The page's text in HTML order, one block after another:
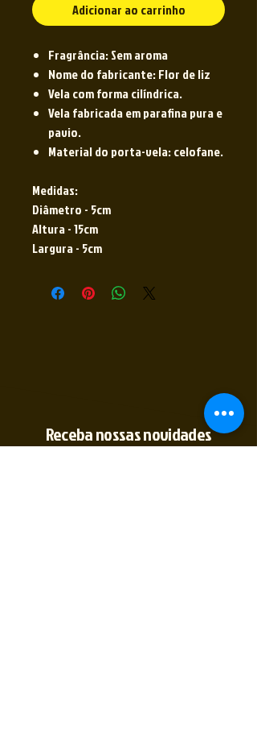
Adicionar ao carrinho
Fragrância: Sem aroma
Nome do fabricante: Flor de liz
Vela com forma cilíndrica.
Vela fabricada em parafina pura e
pavio.
Material do porta-vela: celofane.
Medidas:
Diâmetro - 5cm
Altura - 15cm
Largura - 5cm
Receba nossas novidades